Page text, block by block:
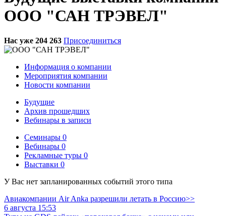
ООО "САН ТРЭВЕЛ"
Нас уже 204 263 Присоединиться
Информация о компании
Мероприятия компании
Новости компании
Будущие
Архив прошедших
Вебинары в записи
Семинары 0
Вебинары 0
Рекламные туры 0
Выставки 0
У Вас нет запланированных событий этого типа
Авиакомпании Air Anka разрешили летать в Россию>>
6 августа 15:53